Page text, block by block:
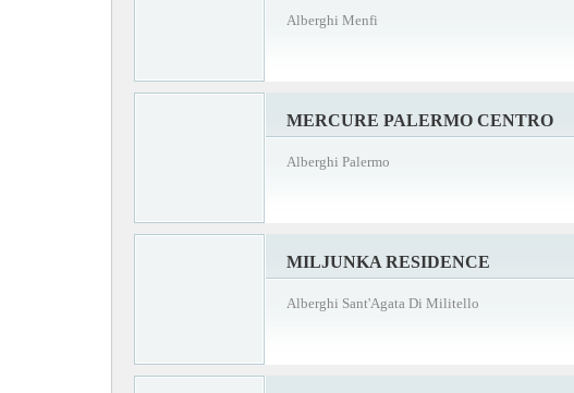
Alberghi Menfi
MERCURE PALERMO CENTRO
Alberghi Palermo
MILJUNKA RESIDENCE
Alberghi Sant'Agata Di Militello